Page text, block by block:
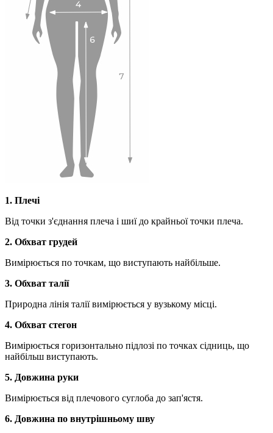
1. Плечі
Від точки з'єднання плеча і шиї до крайньої точки плеча.
2. Обхват грудей
Вимірюється по точкам, що виступають найбільше.
3. Обхват талії
Природна лінія талії вимірюється у вузькому місці.
4. Обхват стегон
Вимірюється горизонтально підлозі по точках сідниць, що
найбільш виступають.
5. Довжина руки
Вимірюється від плечового суглоба до зап'ястя.
6. Довжина по внутрішньому шву